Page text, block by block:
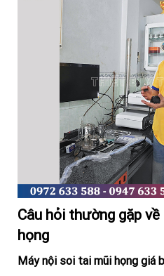
Câu hỏi thường gặp
họng
Máy nội soi tai mũi họng giá